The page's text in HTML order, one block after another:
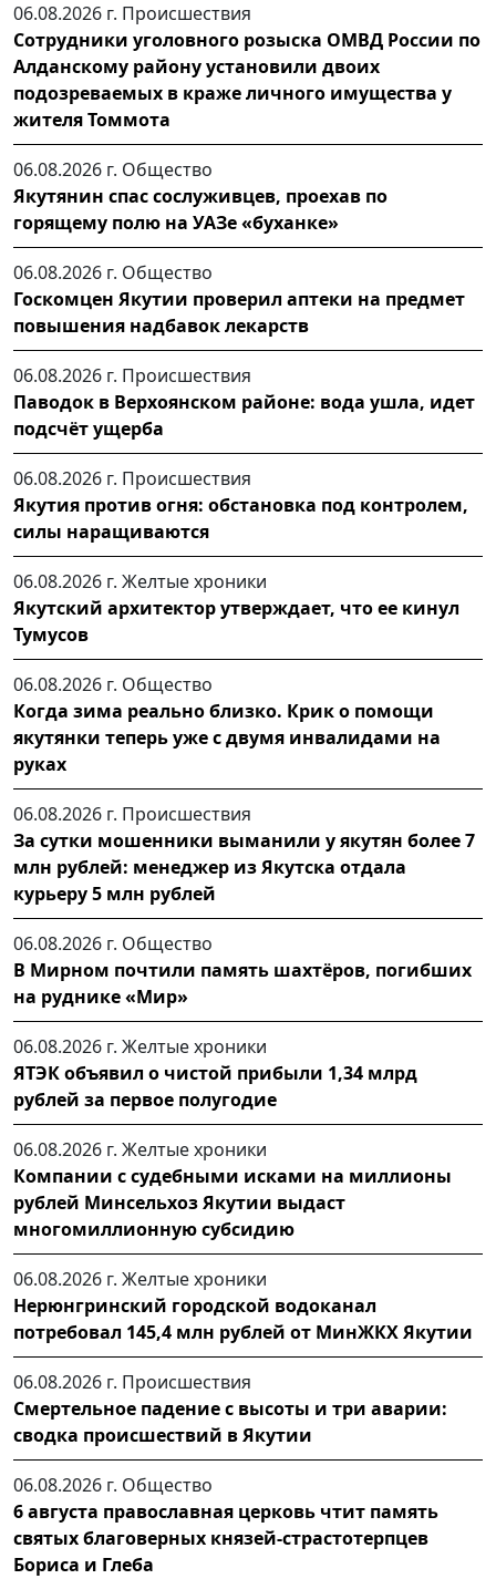
06.08.2026 г. Происшествия
Сотрудники уголовного розыска ОМВД России по
Алданскому району установили двоих
подозреваемых в краже личного имущества у
жителя Томмота
06.08.2026 г. Общество
Якутянин спас сослуживцев, проехав по
горящему полю на УАЗе «буханке»
06.08.2026 г. Общество
Госкомцен Якутии проверил аптеки на предмет
повышения надбавок лекарств
06.08.2026 г. Происшествия
Паводок в Верхоянском районе: вода ушла, идет
подсчёт ущерба
06.08.2026 г. Происшествия
Якутия против огня: обстановка под контролем,
силы наращиваются
06.08.2026 г. Желтые хроники
Якутский архитектор утверждает, что ее кинул
Тумусов
06.08.2026 г. Общество
Когда зима реально близко. Крик о помощи
якутянки теперь уже с двумя инвалидами на
руках
06.08.2026 г. Происшествия
За сутки мошенники выманили у якутян более 7
млн рублей: менеджер из Якутска отдала
курьеру 5 млн рублей
06.08.2026 г. Общество
В Мирном почтили память шахтёров, погибших
на руднике «Мир»
06.08.2026 г. Желтые хроники
ЯТЭК объявил о чистой прибыли 1,34 млрд
рублей за первое полугодие
06.08.2026 г. Желтые хроники
Компании с судебными исками на миллионы
рублей Минсельхоз Якутии выдаст
многомиллионную субсидию
06.08.2026 г. Желтые хроники
Нерюнгринский городской водоканал
потребовал 145,4 млн рублей от МинЖКХ Якутии
06.08.2026 г. Происшествия
Смертельное падение с высоты и три аварии:
сводка происшествий в Якутии
06.08.2026 г. Общество
6 августа православная церковь чтит память
святых благоверных князей-страстотерпцев
Бориса и Глеба